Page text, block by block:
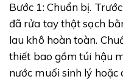
Bước 1: Chuẩn bị.
đã rửa tay thật sạch
lau khô hoàn toàn.
thiết bao gồm túi hậu
nước muối sinh lý hoặc